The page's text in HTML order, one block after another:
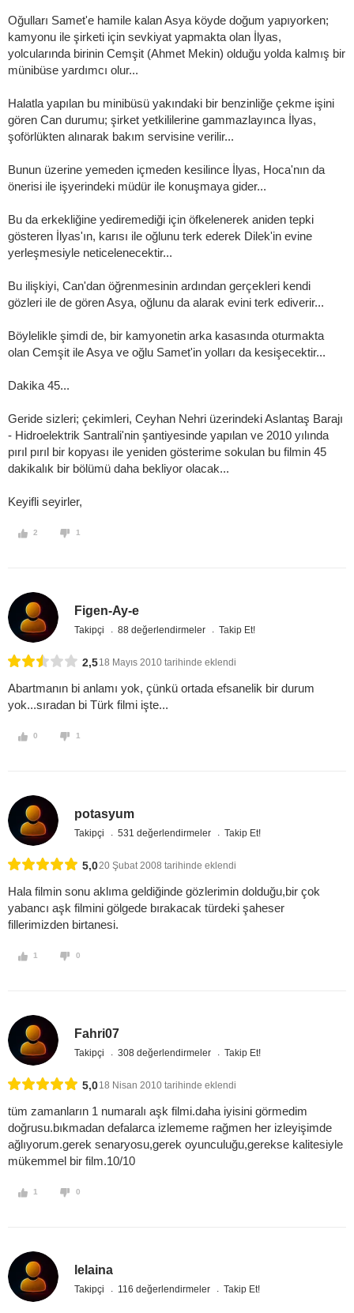
Oğulları Samet'e hamile kalan Asya köyde doğum yapıyorken;
kamyonu ile şirketi için sevkiyat yapmakta olan İlyas,
yolcularında birinin Cemşit (Ahmet Mekin) olduğu yolda kalmış bir
münibüse yardımcı olur...
Halatla yapılan bu minibüsü yakındaki bir benzinliğe çekme işini
gören Can durumu; şirket yetkililerine gammazlayınca İlyas,
şoförlükten alınarak bakım servisine verilir...
Bunun üzerine yemeden içmeden kesilince İlyas, Hoca'nın da
önerisi ile işyerindeki müdür ile konuşmaya gider...
Bu da erkekliğine yediremediği için öfkelenerek aniden tepki
gösteren İlyas'ın, karısı ile oğlunu terk ederek Dilek'in evine
yerleşmesiyle neticelenecektir...
Bu ilişkiyi, Can'dan öğrenmesinin ardından gerçekleri kendi
gözleri ile de gören Asya, oğlunu da alarak evini terk ediverir...
Böylelikle şimdi de, bir kamyonetin arka kasasında oturmakta
olan Cemşit ile Asya ve oğlu Samet'in yolları da kesişecektir...
Dakika 45...
Geride sizleri; çekimleri, Ceyhan Nehri üzerindeki Aslantaş Barajı
- Hidroelektrik Santrali'nin şantiyesinde yapılan ve 2010 yılında
pırıl pırıl bir kopyası ile yeniden gösterime sokulan bu filmin 45
dakikalık bir bölümü daha bekliyor olacak...
Keyifli seyirler,
2 1
Figen-Ay-e
Takipçi 88 değerlendirmeler Takip Et!
2,518 Mayıs 2010 tarihinde eklendi
Abartmanın bi anlamı yok, çünkü ortada efsanelik bir durum
yok...sıradan bi Türk filmi işte...
0 1
potasyum
Takipçi 531 değerlendirmeler Takip Et!
5,020 Şubat 2008 tarihinde eklendi
Hala filmin sonu aklıma geldiğinde gözlerimin dolduğu,bir çok
yabancı aşk filmini gölgede bırakacak türdeki şaheser
fillerimizden birtanesi.
1 0
Fahri07
Takipçi 308 değerlendirmeler Takip Et!
5,018 Nisan 2010 tarihinde eklendi
tüm zamanların 1 numaralı aşk filmi.daha iyisini görmedim
doğrusu.bıkmadan defalarca izlememe rağmen her izleyişimde
ağlıyorum.gerek senaryosu,gerek oyunculuğu,gerekse kalitesiyle
mükemmel bir film.10/10
1 0
lelaina
Takipçi 116 değerlendirmeler Takip Et!